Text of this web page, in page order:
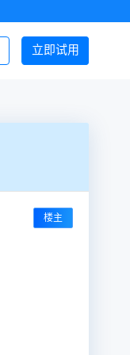
立即试用
登录/注册
楼主